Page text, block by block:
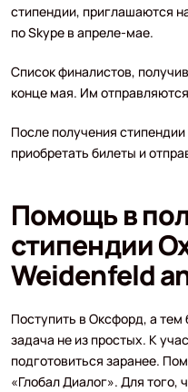
стипендии, приглашаются
по Skype в апреле-мае.
Список финалистов,
конце мая. Им
После получения
приобретать билеты и
Помощь в
стипендии
Weidenfeld
Поступить в Оксфорд, а тем
задача не из простых. К
подготовиться заранее.
«Глобал Диалог». Для